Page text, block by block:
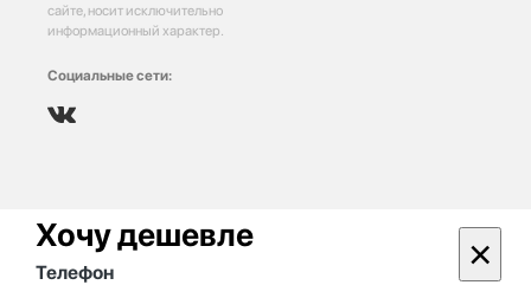
сайте, носит исключительно
информационный характер.
Социальные сети:
Хочу дешевле ×
Телефон